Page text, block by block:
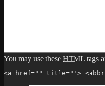
You may use these HTML tags
<a href="" title=""> <abbr